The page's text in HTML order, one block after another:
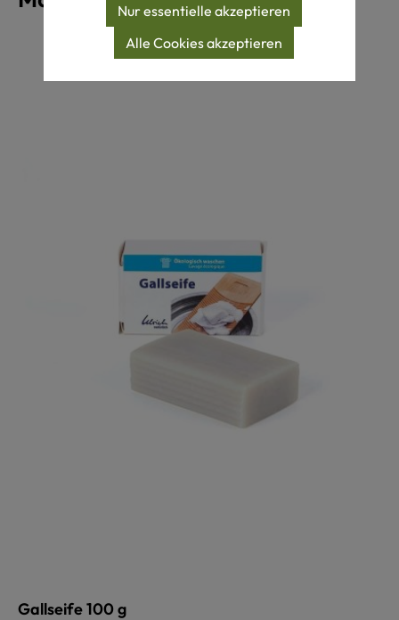
Produktgalerie überspringen
Gallseife 100 g
Nur essentielle akzeptieren
Alle Cookies akzeptieren